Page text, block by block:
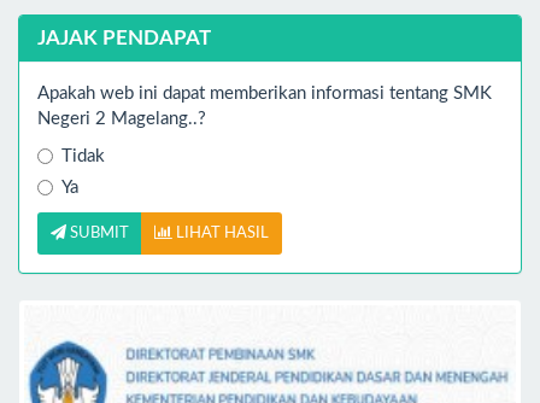
JAJAK PENDAPAT
Apakah web ini dapat memberikan informasi tentang SMK
Negeri 2 Magelang..?
Tidak
Ya
SUBMIT LIHAT HASIL